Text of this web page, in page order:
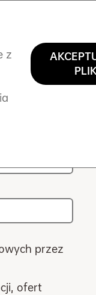
przez
ofert
z